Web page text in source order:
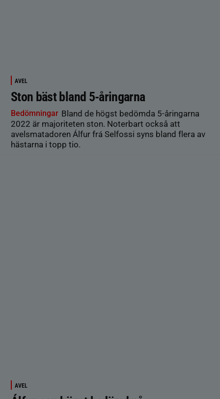
AVEL
Ston bäst bland 5-åringarna
Bedömningar Bland de högst bedömda 5-åringarna
2022 är majoriteten ston. Noterbart också att
avelsmatadoren Álfur frá Selfossi syns bland flera av
hästarna i topp tio.
AVEL